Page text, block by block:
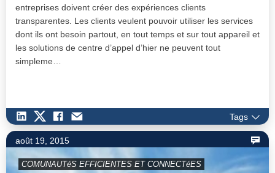
entreprises doivent créer des expériences clients
transparentes. Les clients veulent pouvoir utiliser les services
dont ils ont besoin partout, en tout temps et sur tout appareil et
les solutions de centre d’appel d’hier ne peuvent tout
simpleme…
Tags
août 19, 2015
COMUNAUTéS EFFICIENTES ET CONNECTéES